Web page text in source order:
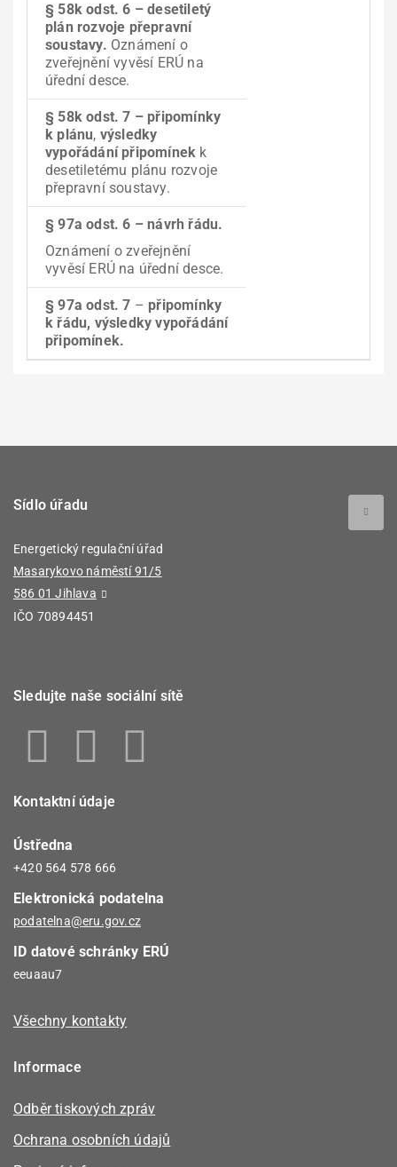
§ 58k odst. 6 – desetiletý
plán rozvoje přepravní
soustavy. Oznámení o
zveřejnění vyvěsí ERÚ na
úřední desce.
§ 58k odst. 7 – připomínky
k plánu, výsledky
vypořádání připomínek k
desetiletému plánu rozvoje
přepravní soustavy.
§ 97a odst. 6 – návrh řádu.
Oznámení o zveřejnění
vyvěsí ERÚ na úřední desce.
§ 97a odst. 7 – připomínky
k řádu, výsledky vypořádání
připomínek.
Sídlo úřadu
Energetický regulační úřad
Masarykovo náměstí 91/5
586 01 Jihlava
IČO 70894451
Sledujte naše sociální sítě
Kontaktní údaje
Ústředna
+420 564 578 666
Elektronická podatelna
podatelna@eru.gov.cz
ID datové schránky ERÚ
eeuaau7
Všechny kontakty
Informace
Odběr tiskových zpráv
Ochrana osobních údajů